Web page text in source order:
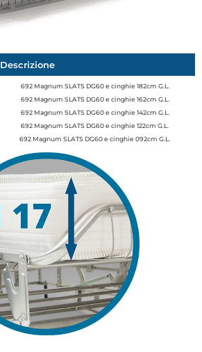
Descrizione
692 Magnum SLATS DG60 e cinghie 182cm G.L.
692 Magnum SLATS DG60 e cinghie 162cm G.L.
692 Magnum SLATS DG60 e cinghie 142cm G.L.
692 Magnum SLATS DG60 e cinghie 122cm G.L.
692 Magnum SLATS DG60 e cinghie 092cm G.L.